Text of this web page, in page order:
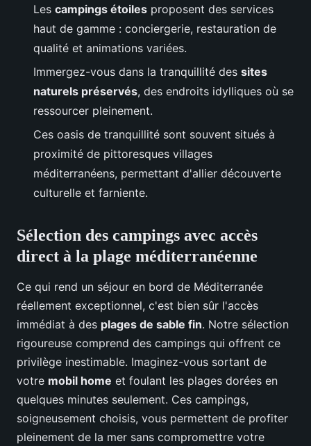
Les campings étoiles proposent des services
haut de gamme : conciergerie, restauration de
qualité et animations variées.
Immergez-vous dans la tranquillité des sites
naturels préservés, des endroits idylliques où se
ressourcer pleinement.
Ces oasis de tranquillité sont souvent situés à
proximité de pittoresques villages
méditerranéens, permettant d'allier découverte
culturelle et farniente.
Sélection des campings avec accès
direct à la plage méditerranéenne
Ce qui rend un séjour en bord de Méditerranée
réellement exceptionnel, c'est bien sûr l'accès
immédiat à des plages de sable fin. Notre sélection
rigoureuse comprend des campings qui offrent ce
privilège inestimable. Imaginez-vous sortant de
votre mobil home et foulant les plages dorées en
quelques minutes seulement. Ces campings,
soigneusement choisis, vous permettent de profiter
pleinement de la mer sans compromettre votre